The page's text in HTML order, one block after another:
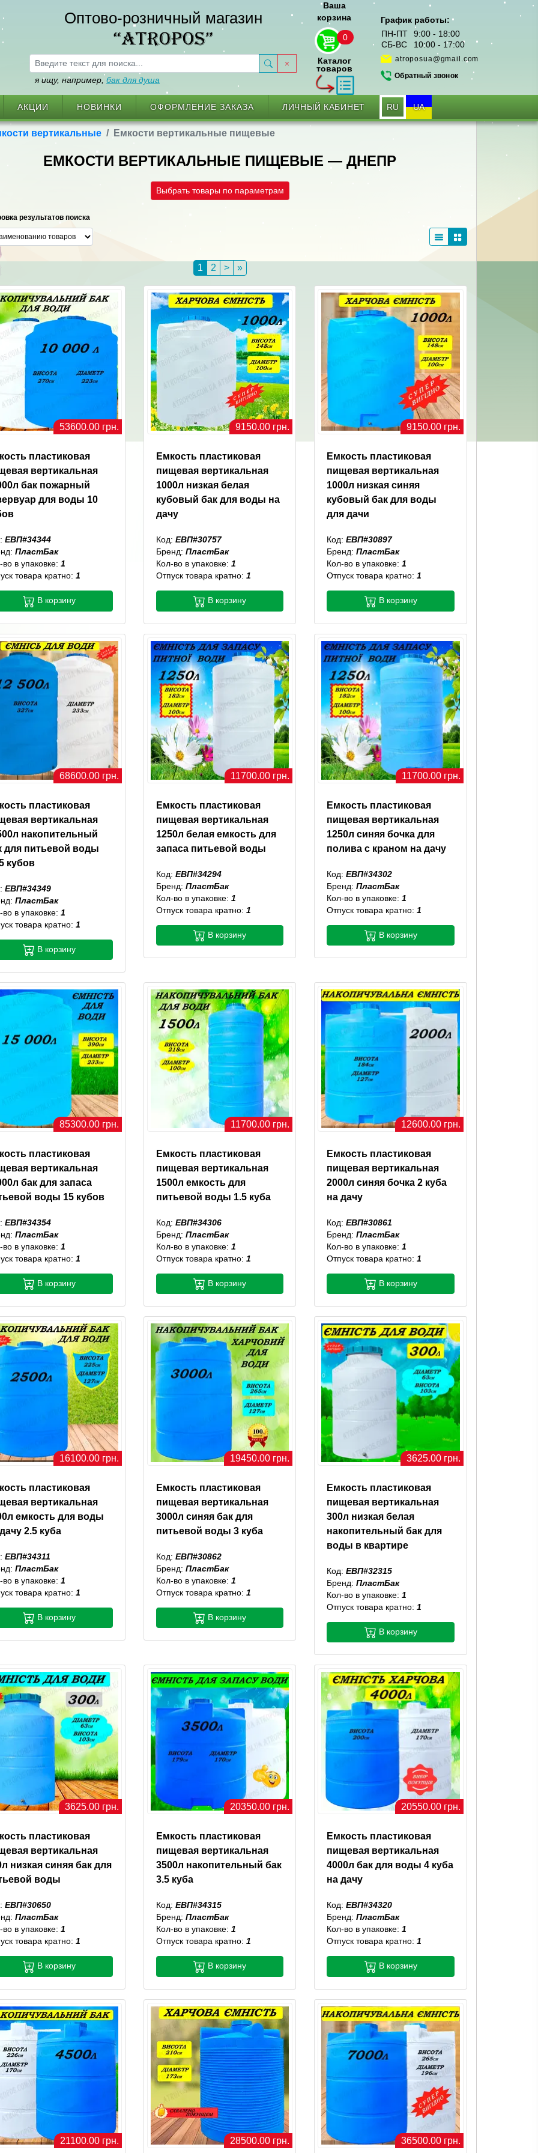
Оптово-розничный магазин
“ATROPOS”
я ищу, например, бак для душа
Ваша
корзина
0
Каталог
товаров
График работы:
ПН-ПТ
9:00 - 18:00
СБ-ВС
10:00 - 17:00
atroposua@gmail.com
Обратный звонок
АКЦИИ НОВИНКИ ОФОРМЛЕНИЕ ЗАКАЗА ЛИЧНЫЙ КАБИНЕТ RU UA
вертикальные Емкости вертикальные пищевые
ЕМКОСТИ ВЕРТИКАЛЬНЫЕ ПИЩЕВЫЕ — ДНЕПР
Выбрать товары по параметрам
результатов поиска
1 2 > »
53600.00 грн.
пластиковая
вертикальная
бак пожарный
для воды 10
ЕВП#34344
ПластБак
во в упаковке: 1
товара кратно: 1
В корзину
9150.00 грн.
Емкость пластиковая
пищевая вертикальная
1000л низкая белая
кубовый бак для воды на
дачу
Код: ЕВП#30757
Бренд: ПластБак
Кол-во в упаковке: 1
Отпуск товара кратно: 1
В корзину
9150.00 грн.
Емкость пластиковая
пищевая вертикальная
1000л низкая синяя
кубовый бак для воды
для дачи
Код:ЕВП#30897
Бренд:ПластБак
Кол-во в упаковке:1
Отпуск товара кратно:1
В корзину
68600.00 грн.
пластиковая
вертикальная
накопительный
для питьевой воды
кубов
ЕВП#34349
ПластБак
во в упаковке: 1
товара кратно: 1
В корзину
11700.00 грн.
Емкость пластиковая
пищевая вертикальная
1250л белая емкость для
запаса питьевой воды
Код: ЕВП#34294
Бренд: ПластБак
Кол-во в упаковке: 1
Отпуск товара кратно: 1
В корзину
11700.00 грн.
Емкость пластиковая
пищевая вертикальная
1250л синяя бочка для
полива с краном на дачу
Код:ЕВП#34302
Бренд:ПластБак
Кол-во в упаковке:1
Отпуск товара кратно:1
В корзину
85300.00 грн.
пластиковая
вертикальная
бак для запаса
воды 15 кубов
ЕВП#34354
ПластБак
во в упаковке: 1
товара кратно: 1
В корзину
11700.00 грн.
Емкость пластиковая
пищевая вертикальная
1500л емкость для
питьевой воды 1.5 куба
Код: ЕВП#34306
Бренд: ПластБак
Кол-во в упаковке: 1
Отпуск товара кратно: 1
В корзину
12600.00 грн.
Емкость пластиковая
пищевая вертикальная
2000л синяя бочка 2 куба
на дачу
Код:ЕВП#30861
Бренд:ПластБак
Кол-во в упаковке:1
Отпуск товара кратно:1
В корзину
16100.00 грн.
пластиковая
вертикальная
емкость для воды
2.5 куба
ЕВП#34311
ПластБак
во в упаковке: 1
товара кратно: 1
В корзину
19450.00 грн.
Емкость пластиковая
пищевая вертикальная
3000л синяя бак для
питьевой воды 3 куба
Код: ЕВП#30862
Бренд: ПластБак
Кол-во в упаковке: 1
Отпуск товара кратно: 1
В корзину
3625.00 грн.
Емкость пластиковая
пищевая вертикальная
300л низкая белая
накопительный бак для
воды в квартире
Код:ЕВП#32315
Бренд:ПластБак
Кол-во в упаковке:1
Отпуск товара кратно:1
В корзину
3625.00 грн.
пластиковая
вертикальная
низкая синяя бак для
воды
ЕВП#30650
ПластБак
во в упаковке: 1
товара кратно: 1
В корзину
20350.00 грн.
Емкость пластиковая
пищевая вертикальная
3500л накопительный бак
3.5 куба
Код: ЕВП#34315
Бренд: ПластБак
Кол-во в упаковке: 1
Отпуск товара кратно: 1
В корзину
20550.00 грн.
Емкость пластиковая
пищевая вертикальная
4000л бак для воды 4 куба
на дачу
Код:ЕВП#34320
Бренд:ПластБак
Кол-во в упаковке:1
Отпуск товара кратно:1
В корзину
21100.00 грн. 28500.00 грн. 36500.00 грн.